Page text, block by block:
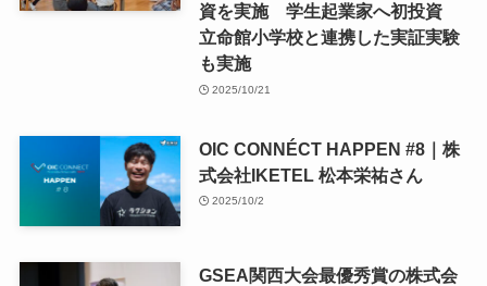
資を実施 学生起業家へ初投資
立命館小学校と連携した実証実験
も実施
2025/10/21
OIC CONNÉCT HAPPEN #8｜株
式会社IKETEL 松本栄祐さん
2025/10/2
GSEA関西大会最優秀賞の株式会